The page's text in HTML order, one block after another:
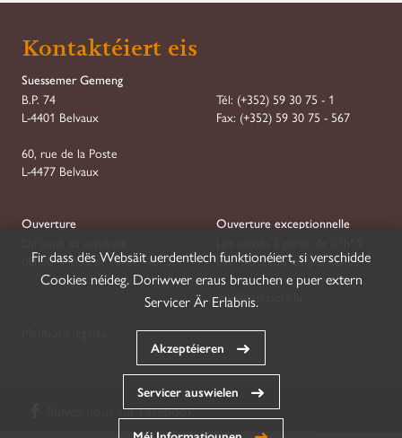
Kontaktéiert eis
Suessemer Gemeng
B.P. 74
L-4401 Belvaux
60, rue de la Poste
L-4477 Belvaux
Tél: (+352) 59 30 75 - 1
Fax: (+352) 59 30 75 - 567
Ouverture
08h00–11h30 et 13h30–16h30
Ouverture exceptionnelle
Les mercredis jusqu'à 18h00
mail@suessem.lu
Suivez-nous surFacebook
Fir dass dës Websäit uerdentlech funktionéiert, si verschidde
Cookies néideg. Doriwwer eraus brauchen e puer extern
Servicer Är Erlabnis.
Akzeptéieren
Servicer auswielen